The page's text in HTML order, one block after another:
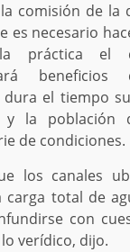
comisión de la
es necesario
práctica el
beneficios
el tiempo
y la población
de condiciones.
los canales
carga total de
con
verídico, dijo.